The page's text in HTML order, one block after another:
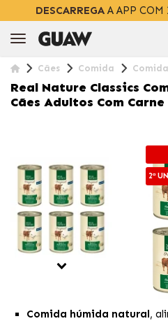
DESCARREGAA APP COM
Cães Comida
Real Nature Classics
Cães Adultos Com
2ª
Comida húmida natural,